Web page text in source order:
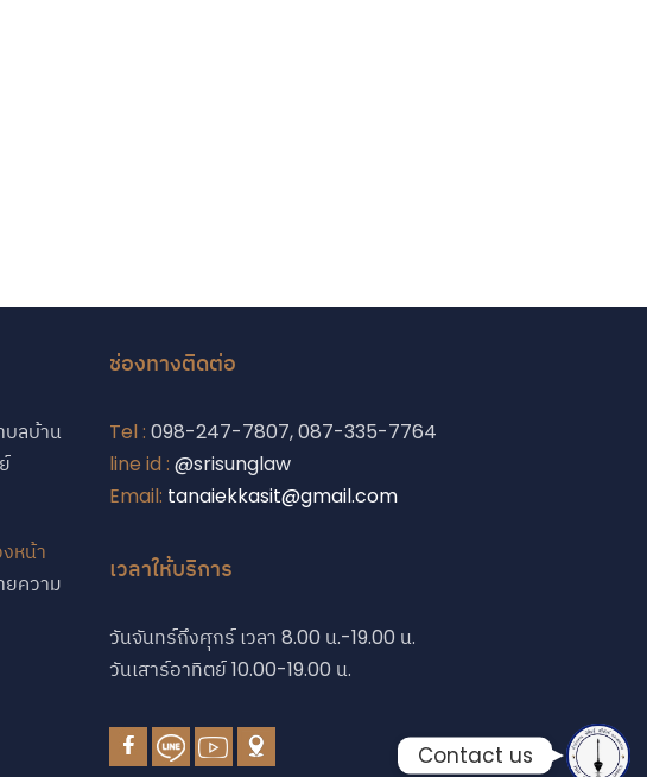
บลบ้าน
หน้า
ยความ
ช่องทางติดต่อ
Tel : 098-247-7807, 087-335-7764
line id : @srisunglaw
Email: tanaiekkasit@gmail.com
เวลาให้บริการ
วันจันทร์ถึงศุกร์ เวลา 8.00 น.-19.00 น.
วันเสาร์อาทิตย์ 10.00-19.00 น.
Contact us